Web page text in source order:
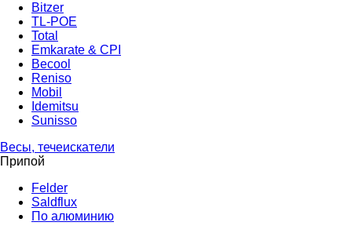
Bitzer
TL-POE
Total
Emkarate & CPI
Becool
Reniso
Mobil
Idemitsu
Sunisso
Весы, течеискатели
Припой
Felder
Saldflux
По алюминию